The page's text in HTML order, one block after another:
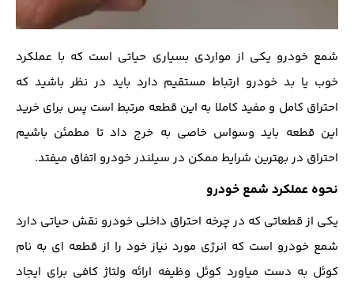
شمع خودرو یکی از مواردی بسیاری حیاتی است که با عملکرد
خوب یا بد خودرو ارتباط مستقیم دارد باید در نظر باشید که
احتراق کامل و مفید کاملا به این قطعه مرتبط است پس برای خرید
این قطعه باید وسواس خاصی به خرج داد تا مطمئن باشیم
احتراق در بهترین شرایط ممکن در سیلندر خودرو اتفاق میفتد.
نحوه عملکرد شمع خودرو
یکی از قطعاتی که در چرخه احتراق داخلی خودرو نقش حیاتی دارد
شمع خودرو است که انرژی مورد نیاز خود را از قطعه ای به نام
کوئل به دست میاورد کوئل وظیفه ارائه ولتاژ کافی برای ایجاد